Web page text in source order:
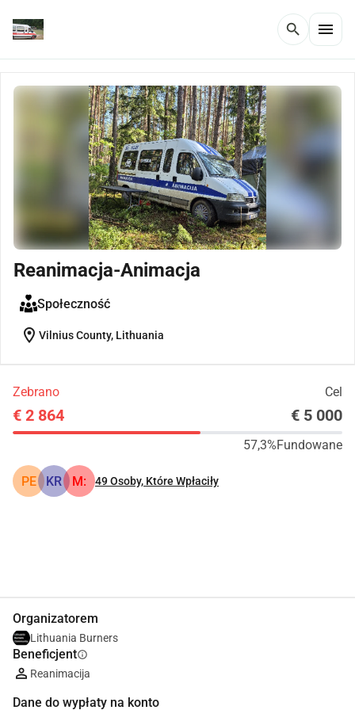
search menu
Reanimacja-Animacja
Społeczność
location_on Vilnius County, Lithuania
Zebrano Cel
€ 2 864 € 5 000
57,3%Fundowane
PE KR M: 49Osoby, Które Wpłaciły
Organizatorem
Lithuania Burners
Beneficjentinfo
Reanimacija
Dane do wypłaty na konto